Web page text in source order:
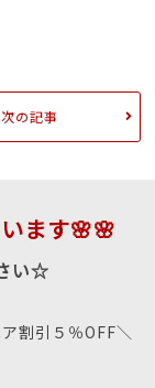
次の記事
ます🌸🌸
い☆
割引５％OFF＼